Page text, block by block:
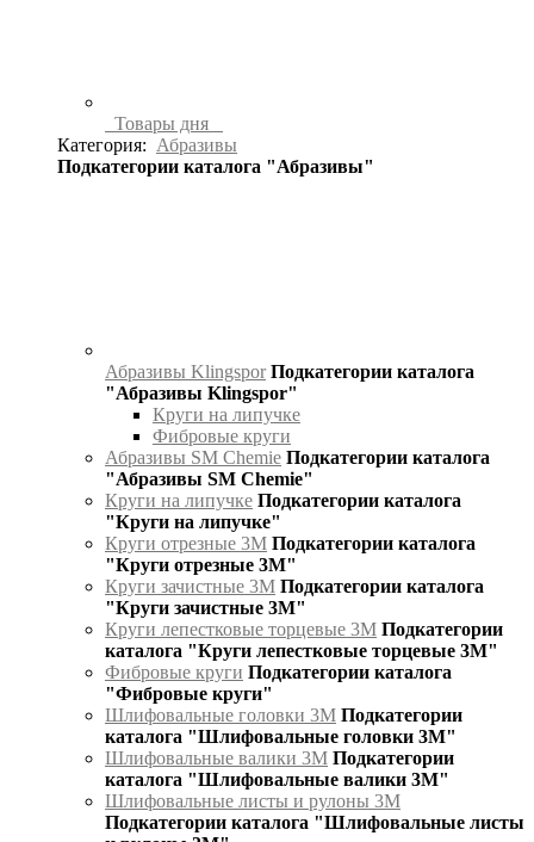
Товары дня
Категория: Абразивы
Подкатегории каталога "Абразивы"
Абразивы Klingspor Подкатегории каталога
"Абразивы Klingspor"
Круги на липучке
Фибровые круги
Абразивы SM Chemie Подкатегории каталога
"Абразивы SM Chemie"
Круги на липучке Подкатегории каталога
"Круги на липучке"
Круги отрезные 3М Подкатегории каталога
"Круги отрезные 3М"
Круги зачистные 3М Подкатегории каталога
"Круги зачистные 3М"
Круги лепестковые торцевые 3М Подкатегории
каталога "Круги лепестковые торцевые 3М"
Фибровые круги Подкатегории каталога
"Фибровые круги"
Шлифовальные головки 3М Подкатегории
каталога "Шлифовальные головки 3М"
Шлифовальные валики 3М Подкатегории
каталога "Шлифовальные валики 3М"
Шлифовальные листы и рулоны 3М
Подкатегории каталога "Шлифовальные листы